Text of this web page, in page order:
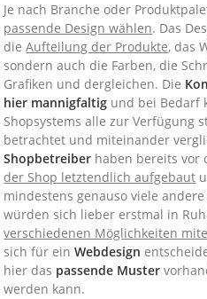
Je nach Branche oder
passende Design wählen. Das
dieAufteilung der Produkte, das
sondern auch die Farben, die
Grafiken und dergleichen. Die
hier mannigfaltig und bei Bedarf
Shopsystems alle zur Verfügung
betrachtet und miteinander
Shopbetreiber haben bereits vor
der Shop letztendlich aufgebaut
mindestens genauso viele
würden sich lieber erstmal in
verschiedenen Möglichkeiten
sich für einWebdesign
hier das passende Muster
werden kann.